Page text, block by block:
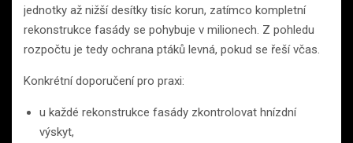
jednotky až nižší desítky tisíc korun, zatímco kompletní
rekonstrukce fasády se pohybuje v milionech. Z pohledu
rozpočtu je tedy ochrana ptáků levná, pokud se řeší včas.
Konkrétní doporučení pro praxi:
u každé rekonstrukce fasády zkontrolovat hnízdní
výskyt,